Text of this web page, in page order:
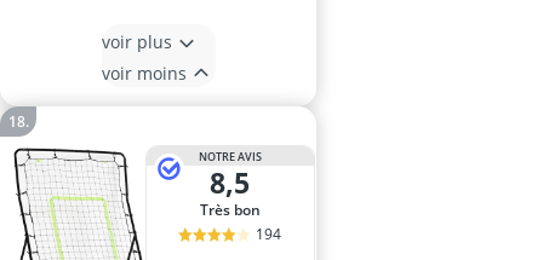
voir plus
voir moins
NOTRE AVIS
8,5
Très bon
194